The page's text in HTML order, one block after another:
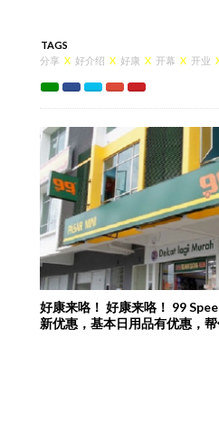
TAGS
分享 X 好介绍 X 好康 X 开幕 X 开业
好康来咯！ 好康来咯！ 99
新优惠，基本日用品有优惠，帮